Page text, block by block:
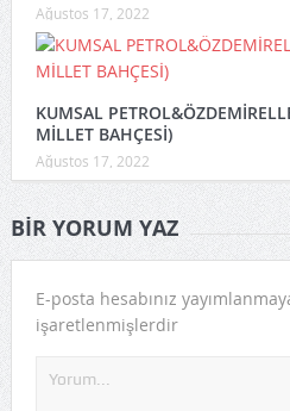
Ağustos 17, 2022
KUMSAL
MİLLET BAHÇESİ)
Ağustos 17, 2022
BIR YORUM YAZ
E-posta hesabınız
işaretlenmişlerdir